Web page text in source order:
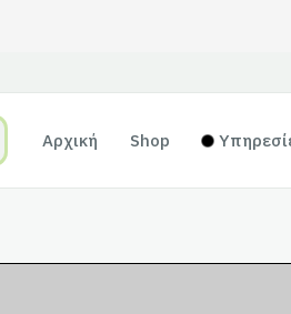
Αρχική Shop